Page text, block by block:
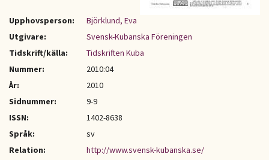
Upphovsperson:
Björklund, Eva
Utgivare:
Svensk-Kubanska Föreningen
Tidskrift/källa:
Tidskriften Kuba
Nummer:
2010:04
År:
2010
Sidnummer:
9-9
ISSN:
1402-8638
Språk:
sv
Relation:
http://www.svensk-kubanska.se/